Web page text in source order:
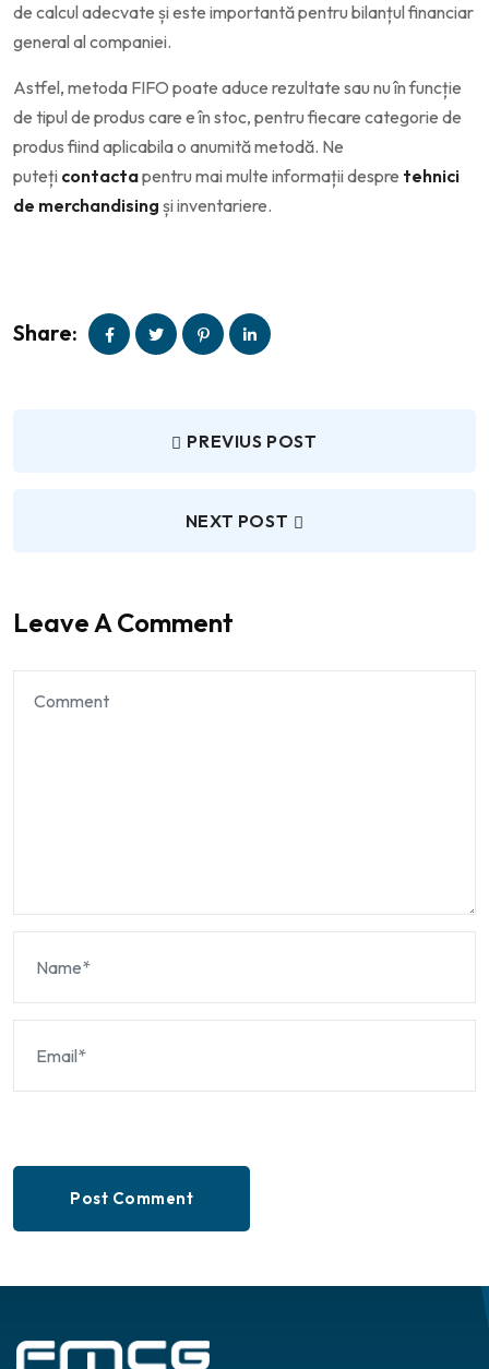
de calcul adecvate și este importantă pentru bilanțul financiar
general al companiei.
Astfel, metoda FIFO poate aduce rezultate sau nu în funcție
de tipul de produs care e în stoc, pentru fiecare categorie de
produs fiind aplicabila o anumită metodă. Ne
puteți contactapentru mai multe informații despre tehnici
de merchandising și inventariere.
Share:
PREVIUS POST
NEXT POST
Leave A Comment
Post Comment